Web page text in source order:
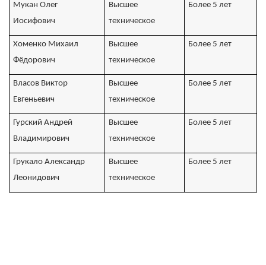
Мукан Олег
Иосифович
Высшее
техническое
Более 5 лет
Хоменко Михаил
Фёдорович
Высшее
техническое
Более 5 лет
Власов Виктор
Евгеньевич
Высшее
техническое
Более 5 лет
Гурский Андрей
Владимирович
Высшее
техническое
Более 5 лет
Грукало Александр
Леонидович
Высшее
техническое
Более 5 лет